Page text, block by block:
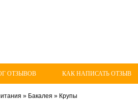
ОТЗЫВОВ КАК НАПИСАТЬ ОТЗЫВ
» Бакалея » Крупы